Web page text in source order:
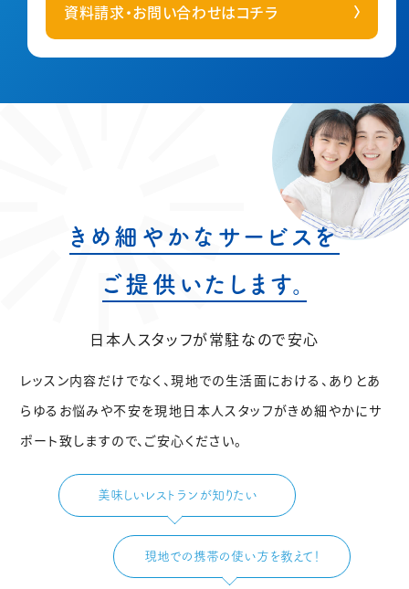
資料請求・お問い合わせはコチラ
きめ細やかなサービスを
ご提供いたします。
日本人スタッフが常駐なので安心
レッスン内容だけでなく、現地での生活面における、ありとあ
らゆるお悩みや不安を現地日本人スタッフがきめ細やかにサ
ポート致しますので、ご安心ください。
美味しいレストランが知りたい
現地での携帯の使い方を教えて！